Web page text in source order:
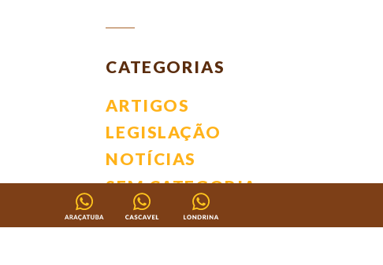
Leia
mais
notícias
CATEGORIAS
ARTIGOS
LEGISLAÇÃO
NOTÍCIAS
SEM CATEGORIA